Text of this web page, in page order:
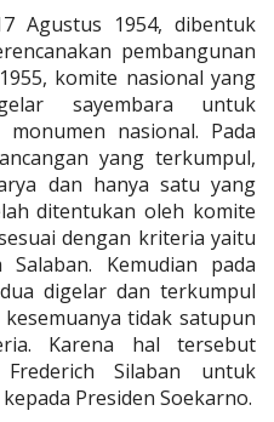
Agustus 1954, dibentuk
pembangunan
komite nasional yang
sayembara untuk
nasional. Pada
yang terkumpul,
dan hanya satu yang
ditentukan oleh komite
dengan kriteria yaitu
Kemudian pada
digelar dan terkumpul
tidak satupun
Karena hal tersebut
Silaban untuk
Presiden Soekarno.